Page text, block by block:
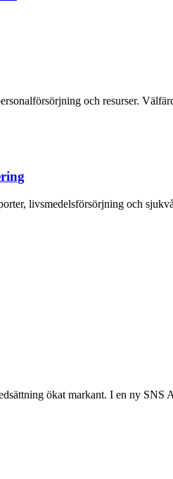
och resurser.
livsmedelsförsörjning och
ökat markant. I en ny SNS